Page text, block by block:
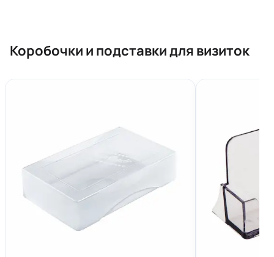
Коробочки и подставки для визиток